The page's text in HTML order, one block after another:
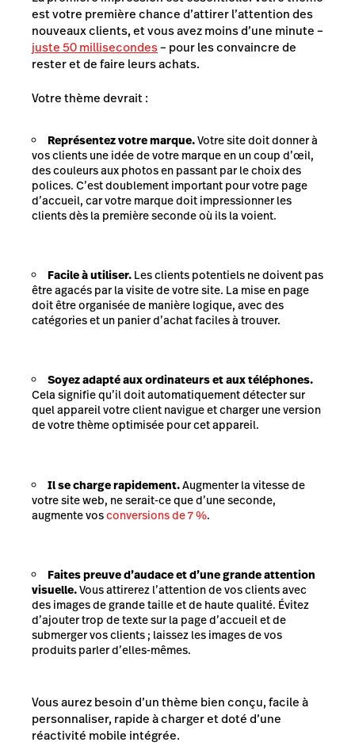
est votre première chance d’attirer l’attention des
nouveaux clients, et vous avez moins d’une minute –
juste 50 millisecondes– pour les convaincre de
rester et de faire leurs achats.
Votre thème devrait :
Représentez votre marque.Votre site doit donner à
vos clients une idée de votre marque en un coup d’œil,
des couleurs aux photos en passant par le choix des
polices. C’est doublement important pour votre page
d’accueil, car votre marque doit impressionner les
clients dès la première seconde où ils la voient.
Facile à utiliser. Les clients potentiels ne doivent pas
être agacés par la visite de votre site. La mise en page
doit être organisée de manière logique, avec des
catégories et un panier d’achat faciles à trouver.
Soyez adapté aux ordinateurs et aux téléphones.
Cela signifie qu’il doit automatiquement détecter sur
quel appareil votre client navigue et charger une version
de votre thème optimisée pour cet appareil.
Il se charge rapidement.Augmenter la vitesse de
votre site web, ne serait-ce que d’une seconde,
augmente vosconversions de 7 %.
Faites preuve d’audace et d’une grande attention
visuelle.Vous attirerez l’attention de vos clients avec
des images de grande taille et de haute qualité. Évitez
d’ajouter trop de texte sur la page d’accueil et de
submerger vos clients ; laissez les images de vos
produits parler d’elles-mêmes.
Vous aurez besoin d’un thème bien conçu, facile à
personnaliser, rapide à charger et doté d’une
réactivité mobile intégrée.